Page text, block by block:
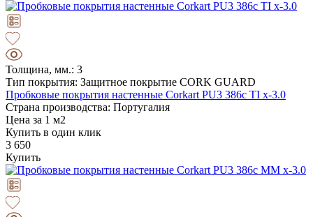
Толщина, мм.: 3
Тип покрытия: Защитное покрытие CORK GUARD
Пробковые покрытия настенные Corkart PU3 386c TI x-3.0
Страна производства: Португалия
Цена за 1 м2
Купить в один клик
3 650
Купить